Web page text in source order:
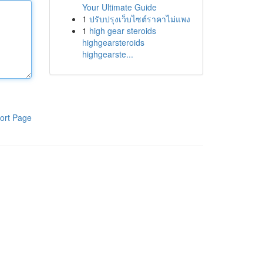
Page
Your Ultimate Guide
1 ปรับปรุงเว็บไซต์ราคาไม่แพง
1 high gear steroids
highgearsteroids
highgearste...